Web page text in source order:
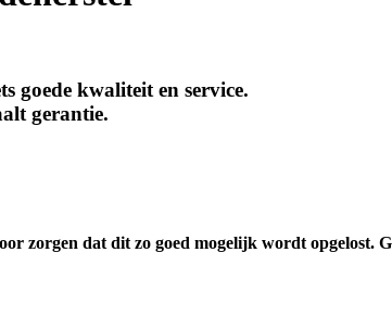
goede kwaliteit en service.
gerantie.
zorgen dat dit zo goed mogelijk wordt opgelost.